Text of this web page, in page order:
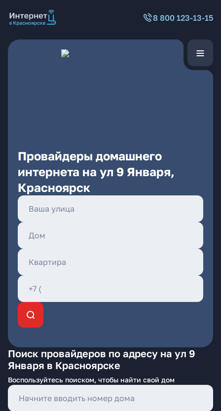
8 800 123-13-15
Провайдеры домашнего
интернета на ул 9 Января,
Красноярск
Поиск провайдеров по адресу на ул 9
Января в Красноярске
Воспользуйтесь поиском, чтобы найти свой дом